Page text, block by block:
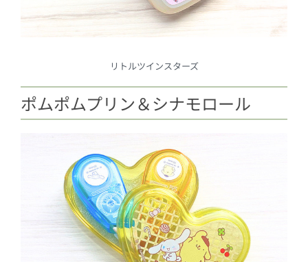
リトルツインスターズ
ポムポムプリン＆シナモロール